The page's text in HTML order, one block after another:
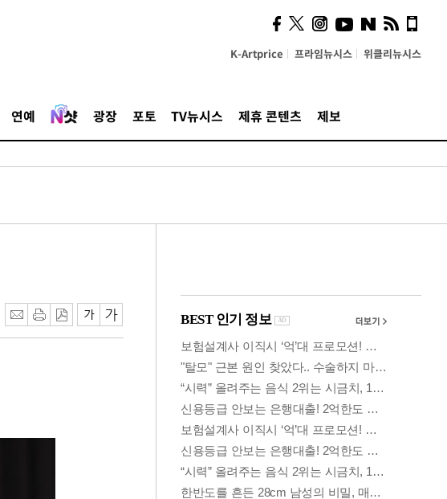
K-Artprice 프라임뉴시스 위클리뉴시스
연예 광장 포토 TV뉴시스 제휴 콘텐츠 제보
사이 해답 찾았죠"…알을
깨고 나온 '초자아'